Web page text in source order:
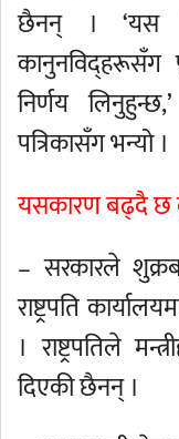
छैनन् । ‘यस
कानुनविद्हरूसँग
निर्णय
पत्रिकासँग भन्यो ।
यसकारण बढ्दै छ
– सरकारले
राष्ट्रपति
। राष्ट्रपतिले
दिएकी छैनन् ।